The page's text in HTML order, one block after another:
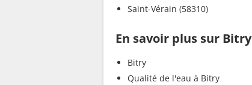
Saint-Vérain (58310)
En savoir plus sur Bitry
Bitry
Qualité de l'eau à Bitry